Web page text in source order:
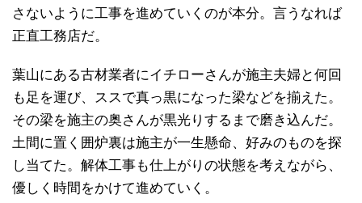
さないように工事を進めていくのが本分。言うなれば
正直工務店だ。
葉山にある古材業者にイチローさんが施主夫婦と何回
も足を運び、ススで真っ黒になった梁などを揃えた。
その梁を施主の奥さんが黒光りするまで磨き込んだ。
土間に置く囲炉裏は施主が一生懸命、好みのものを探
し当てた。解体工事も仕上がりの状態を考えながら、
優しく時間をかけて進めていく。